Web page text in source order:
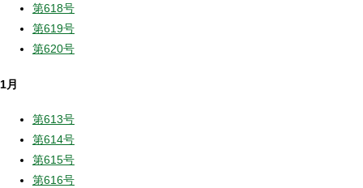
第618号
第619号
第620号
1月
第613号
第614号
第615号
第616号